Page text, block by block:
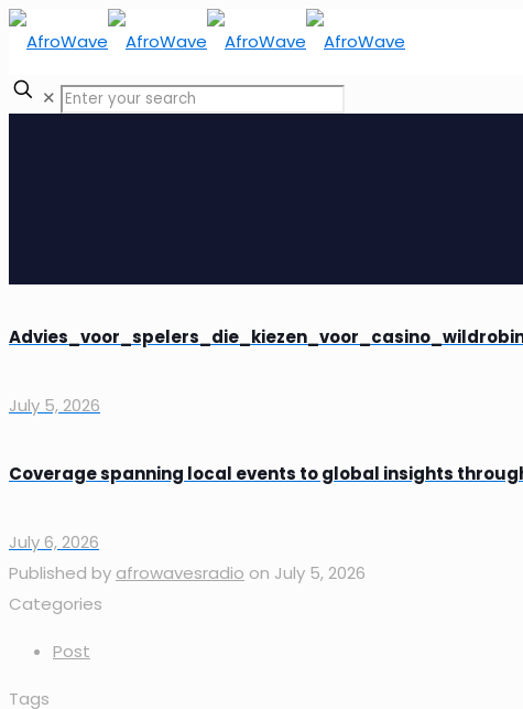
✕
July 5, 2026
Coverage spanning local events to global insights
July 6, 2026
Published by afrowavesradio on July 5, 2026
Categories
Post
Tags